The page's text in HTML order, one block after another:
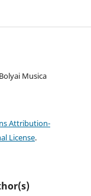
Musica
Attribution-
License.